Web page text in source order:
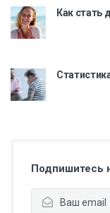
Как стать
Подпишитесь